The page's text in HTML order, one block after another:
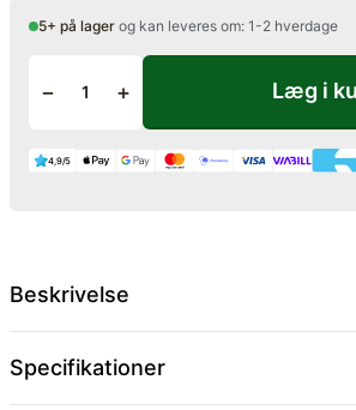
5+ på lager og kan leveres om: 1-2 hverdage
− + Læg i
4,9/5
Beskrivelse
Specifikationer